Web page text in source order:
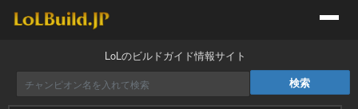
LoLのビルドガイド情報サイト